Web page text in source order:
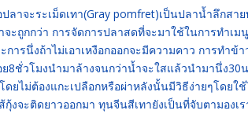
ลาจะระเม็ดเทา(Gray pomfret)เป็นปลาน้ำลึกส
ะถูกกว่า การจัดการปลาสดที่จะมาใช้ในการทำเ
การนึ่งถ้าไม่เอาเหงือกออกจะมีความคาว การทำ
ย8ชั่วโมงนำมาล้างจนกว่าน้ำจะใสแล้วนำมานึ่ง
ดยไม่ต้องแกะเปลือกหรือผ่าหลังนั้นมีวิธีง่ายๆโดย
งจะติดยาวออกมา ทุนจีนสีเทายังเป็นที่จับตามองเ